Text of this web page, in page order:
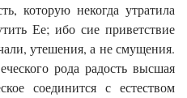
которую некогда утратила
Ее; ибо сие приветствие
утешения, а не смущения.
рода радость высшая
соединится с естеством